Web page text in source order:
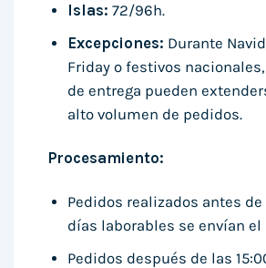
Islas: 72/96h.
Excepciones: Durante
Friday o festivos
de entrega pueden
alto volumen de pedidos.
Procesamiento:
Pedidos realizados antes de
días laborables se envían
Pedidos después de las